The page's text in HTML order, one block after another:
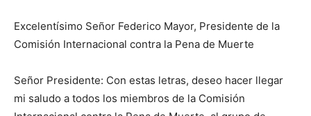
Excelentísimo Señor Federico Mayor, Presidente de la
Comisión Internacional contra la Pena de Muerte
Señor Presidente: Con estas letras, deseo hacer llegar
mi saludo a todos los miembros de la Comisión